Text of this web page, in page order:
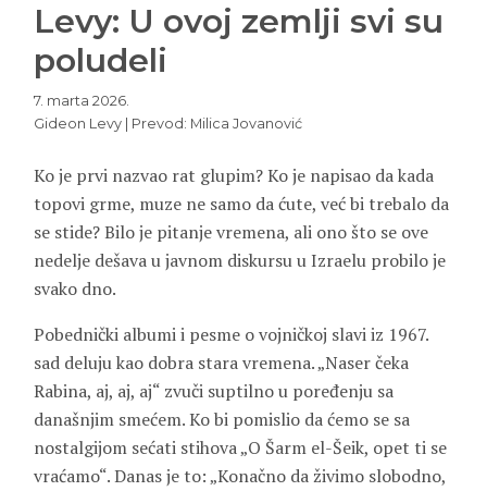
Levy: U ovoj zemlji svi su
poludeli
7. marta 2026.
Gideon Levy | Prevod: Milica Jovanović
Ko je prvi nazvao rat glupim? Ko je napisao da kada
topovi grme, muze ne samo da ćute, već bi trebalo da
se stide? Bilo je pitanje vremena, ali ono što se ove
nedelje dešava u javnom diskursu u Izraelu probilo je
svako dno.
Pobednički albumi i pesme o vojničkoj slavi iz 1967.
sad deluju kao dobra stara vremena. „Naser čeka
Rabina, aj, aj, aj“ zvuči suptilno u poređenju sa
današnjim smećem. Ko bi pomislio da ćemo se sa
nostalgijom sećati stihova „O Šarm el-Šeik, opet ti se
vraćamo“. Danas je to: „Konačno da živimo slobodno,